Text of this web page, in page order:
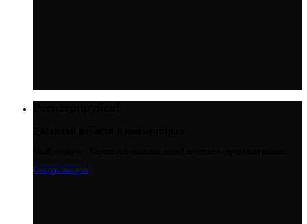
Создать аккаунт